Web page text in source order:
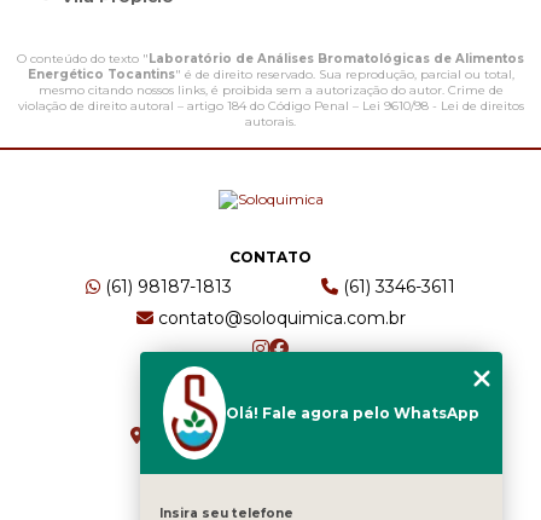
O conteúdo do texto " Laboratório de Análises Bromatológicas de Alimentos
Energético Tocantins" é de direito reservado. Sua reprodução, parcial ou total,
mesmo citando nossos links, é proibida sem a autorização do autor. Crime de
violação de direito autoral – artigo 184 do Código Penal – Lei 9610/98 - Lei de direitos
autorais.
CONTATO
(61) 98187-1813
(61) 3346-3611
contato@soloquimica.com.br
ENDEREÇO
CRS 511 Sul, Bl B, Sl 49 - Asa Sul
Brasília - DF - CEP: 70361-520
Olá! Fale agora pelo WhatsApp
Insira seu telefone